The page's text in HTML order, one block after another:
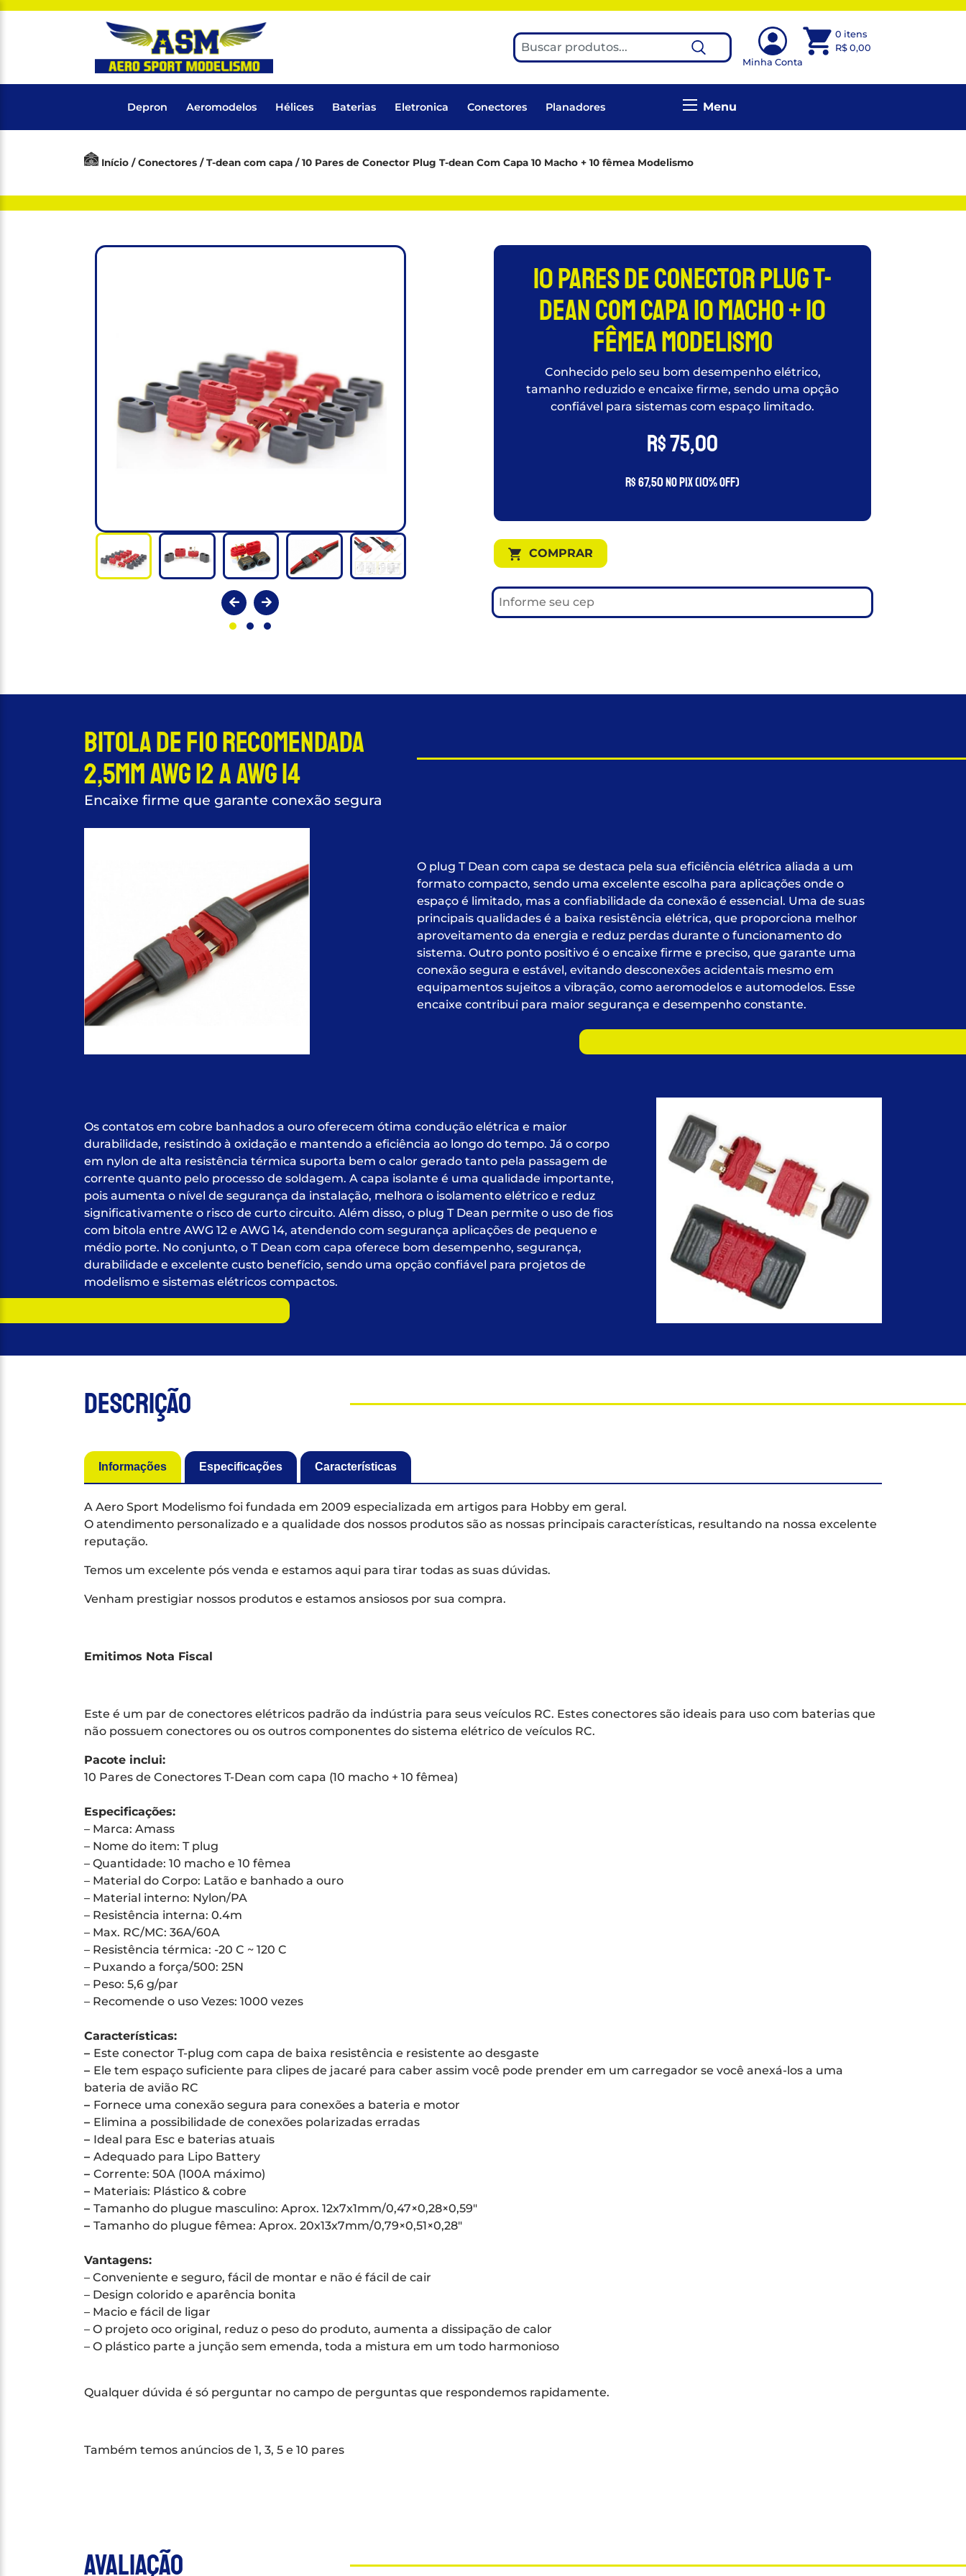
Minha Conta
0 itens
R$ 0,00
Depron Aeromodelos Hélices Baterias Eletronica Conectores Planadores Menu
Início /Conectores /T-dean com capa / 10 Pares de Conector Plug T-dean Com Capa 10 Macho + 10 fêmea Modelismo
10 Pares de Conector Plug T-
dean Com Capa 10 Macho + 10
fêmea Modelismo
Conhecido pelo seu bom desempenho elétrico,
tamanho reduzido e encaixe firme, sendo uma opção
confiável para sistemas com espaço limitado.
R$75,00
R$67,50no PIX (10% OFF)
COMPRAR
Bitola de fio recomendada
2,5mm AWG 12 a AWG 14
Encaixe firme que garante conexão segura
O plug T Dean com capa se destaca pela sua eficiência elétrica aliada a um
formato compacto, sendo uma excelente escolha para aplicações onde o
espaço é limitado, mas a confiabilidade da conexão é essencial. Uma de suas
principais qualidades é a baixa resistência elétrica, que proporciona melhor
aproveitamento da energia e reduz perdas durante o funcionamento do
sistema. Outro ponto positivo é o encaixe firme e preciso, que garante uma
conexão segura e estável, evitando desconexões acidentais mesmo em
equipamentos sujeitos a vibração, como aeromodelos e automodelos. Esse
encaixe contribui para maior segurança e desempenho constante.
Os contatos em cobre banhados a ouro oferecem ótima condução elétrica e maior
durabilidade, resistindo à oxidação e mantendo a eficiência ao longo do tempo. Já o corpo
em nylon de alta resistência térmica suporta bem o calor gerado tanto pela passagem de
corrente quanto pelo processo de soldagem. A capa isolante é uma qualidade importante,
pois aumenta o nível de segurança da instalação, melhora o isolamento elétrico e reduz
significativamente o risco de curto circuito. Além disso, o plug T Dean permite o uso de fios
com bitola entre AWG 12 e AWG 14, atendendo com segurança aplicações de pequeno e
médio porte. No conjunto, o T Dean com capa oferece bom desempenho, segurança,
durabilidade e excelente custo benefício, sendo uma opção confiável para projetos de
modelismo e sistemas elétricos compactos.
Descrição
Informações Especificações Características
A Aero Sport Modelismo foi fundada em 2009 especializada em artigos para Hobby em geral.
O atendimento personalizado e a qualidade dos nossos produtos são as nossas principais características, resultando na nossa excelente
reputação.
Temos um excelente pós venda e estamos aqui para tirar todas as suas dúvidas.
Venham prestigiar nossos produtos e estamos ansiosos por sua compra.
Emitimos Nota Fiscal
Este é um par de conectores elétricos padrão da indústria para seus veículos RC. Estes conectores são ideais para uso com baterias que
não possuem conectores ou os outros componentes do sistema elétrico de veículos RC.
Pacote inclui:
10 Pares de Conectores T-Dean com capa (10 macho + 10 fêmea)
Especificações:
– Marca: Amass
– Nome do item: T plug
– Quantidade: 10 macho e 10 fêmea
– Material do Corpo: Latão e banhado a ouro
– Material interno: Nylon/PA
– Resistência interna: 0.4m
– Max. RC/MC: 36A/60A
– Resistência térmica: -20 C ~ 120 C
– Puxando a força/500: 25N
– Peso: 5,6 g/par
– Recomende o uso Vezes: 1000 vezes
Características:
– Este conector T-plug com capa de baixa resistência e resistente ao desgaste
– Ele tem espaço suficiente para clipes de jacaré para caber assim você pode prender em um carregador se você anexá-los a uma
bateria de avião RC
– Fornece uma conexão segura para conexões a bateria e motor
– Elimina a possibilidade de conexões polarizadas erradas
– Ideal para Esc e baterias atuais
– Adequado para Lipo Battery
– Corrente: 50A (100A máximo)
– Materiais: Plástico & cobre
– Tamanho do plugue masculino: Aprox. 12x7x1mm/0,47×0,28×0,59″
– Tamanho do plugue fêmea: Aprox. 20x13x7mm/0,79×0,51×0,28″
Vantagens:
– Conveniente e seguro, fácil de montar e não é fácil de cair
– Design colorido e aparência bonita
– Macio e fácil de ligar
– O projeto oco original, reduz o peso do produto, aumenta a dissipação de calor
– O plástico parte a junção sem emenda, toda a mistura em um todo harmonioso
Qualquer dúvida é só perguntar no campo de perguntas que respondemos rapidamente.
Também temos anúncios de 1, 3, 5 e 10 pares
Avaliação